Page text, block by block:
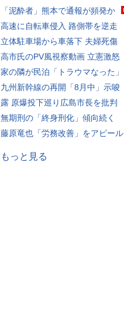
「泥酔者」熊本で通報が頻発か
高速に自転車侵入 路側帯を逆走
立体駐車場から車落下 夫婦死傷
高市氏のPV風視察動画 立憲激怒
家の隣が民泊「トラウマなった」
九州新幹線の再開「8月中」示唆
露 原爆投下巡り広島市長を批判
無期刑の「終身刑化」傾向続く
藤原竜也「労務改善」をアピール
もっと見る